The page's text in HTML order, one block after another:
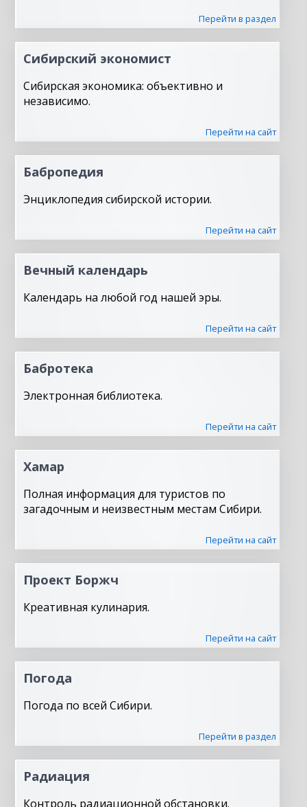
Перейти в раздел
Сибирский экономист
Сибирская экономика: объективно и
независимо.
Перейти на сайт
Бабропедия
Энциклопедия сибирской истории.
Перейти на сайт
Вечный календарь
Календарь на любой год нашей эры.
Перейти на сайт
Бабротека
Электронная библиотека.
Перейти на сайт
Хамар
Полная информация для туристов по
загадочным и неизвестным местам Сибири.
Перейти на сайт
Проект Боржч
Креативная кулинария.
Перейти на сайт
Погода
Погода по всей Сибири.
Перейти в раздел
Радиация
Контроль радиационной обстановки.